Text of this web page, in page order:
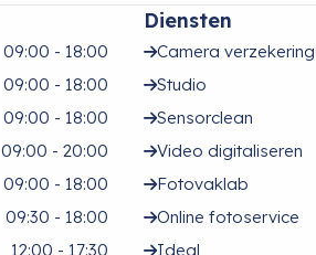
09:00 - 18:00
09:00 - 18:00
09:00 - 18:00
09:00 - 20:00
09:00 - 18:00
09:30 - 18:00
12:00 - 17:30
Diensten
Camera verzekering
Studio
Sensorclean
Video digitaliseren
Fotovaklab
Online fotoservice
Ideal